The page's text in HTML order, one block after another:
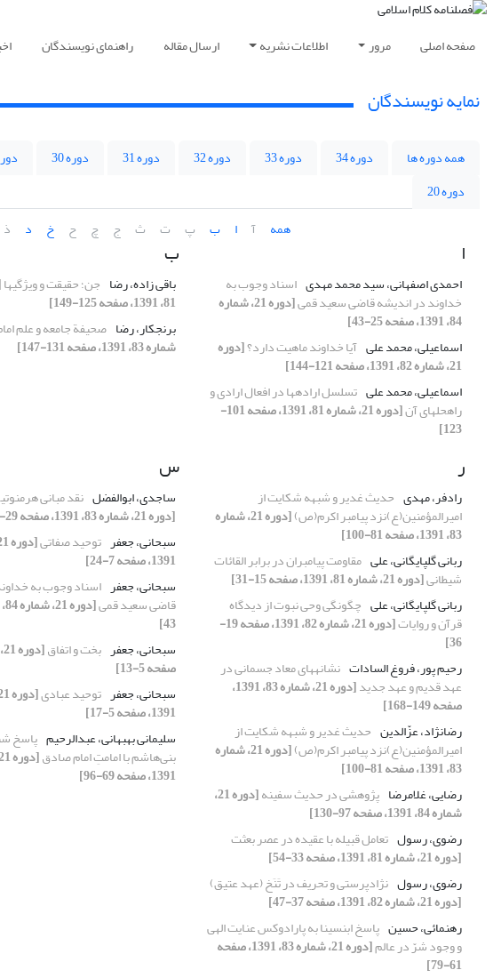
صفحه اصلی مرور اطلاعات نشریه ارسال مقاله راهنمای نویسندگان
نمایه نویسندگان
همه دوره ها دوره 34 دوره 33 دوره 32 دوره 31 دوره 30
دوره 20
همه
آ ا ب پ ت ث ج چ ح خ د ذ
ا
احمدی اصفهانی، سید محمد مهدی اسناد وجوب به
خداوند در اندیشه قاضی سعید قمی [دوره 21، شماره
84، 1391، صفحه 25-43]
اسماعیلی، محمد علی آیا خداوند ماهیت دارد؟[دوره
21، شماره 82، 1391، صفحه 121-144]
اسماعیلی، محمد علی تسلسل اراده‏ها در افعال ارادی و
راه‏حل‏های آن [دوره 21، شماره 81، 1391، صفحه 101-
123]
ب
باقی زاده، رضا جن؛ حقیقت و ویژگی‏ها
81، 1391، صفحه 125-149]
برنجکار، رضا صحیفة جامعه و علم
شماره 83، 1391، صفحه 131-147]
ر
رادفر، مهدی حدیث غدیر و شبهه شکایت از
امیرالمؤمنین(ع)نزد پیامبر اکرم(ص) [دوره 21، شماره
83، 1391، صفحه 81-100]
ربانی گلپایگانی، علی مقاومت پیامبران در برابر القائات
شیطانی[دوره 21، شماره 81، 1391، صفحه 15-31]
ربانی گلپایگانی، علی چگونگی وحی نبوت از دیدگاه
قرآن و روایات [دوره 21، شماره 82، 1391، صفحه 19-
36]
رحیم‏ پور، فروغ ‏السادات نشانه‏های معاد جسمانی در
عهد قدیم و عهد جدید [دوره 21، شماره 83، 1391،
صفحه 149-168]
رضانژاد، عزّالدین حدیث غدیر و شبهه شکایت از
امیرالمؤمنین(ع)نزد پیامبر اکرم(ص) [دوره 21، شماره
83، 1391، صفحه 81-100]
رضایی، غلامرضا پژوهشی در حدیث سفینه [دوره 21،
شماره 84، 1391، صفحه 97-130]
رضوی، رسول تعامل قبیله با عقیده در عصر بعثت
[دوره 21، شماره 81، 1391، صفحه 33-54]
رضوی، رسول نژادپرستی و تحریف در تَنَخ (عهد عتیق)
[دوره 21، شماره 82، 1391، صفحه 37-47]
رهنمائی، حسین پاسخ ابن‏‏سینا به پارادوکس عنایت الهی
و وجود شرّ در عالم [دوره 21، شماره 83، 1391، صفحه
61-79]
س
ساجدی، ابوالفضل نقد مبانی
[دوره 21، شماره 83، 1391، صفحه 29-59]
سبحانی، جعفر توحید صفاتی
1391، صفحه 7-24]
سبحانی، جعفر اسناد وجوب به
قاضی سعید قمی
43]
سبحانی، جعفر بخت و اتفاق
صفحه 5-13]
سبحانی، جعفر توحید عبادی
1391، صفحه 5-17]
سلیمانی بهبهانی، عبدالرحیم پاسخ
بنی‌هاشم با امامتِ امام صادق
1391، صفحه 69-96]